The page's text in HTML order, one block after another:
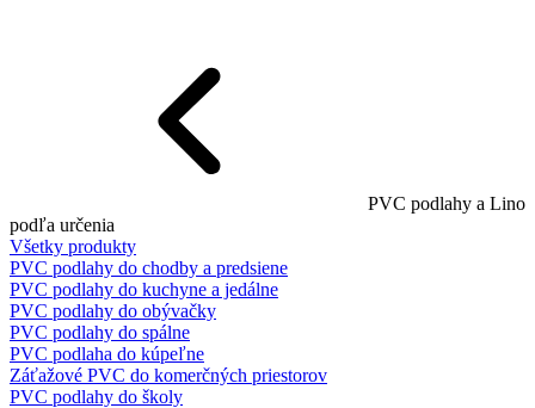
PVC podlahy a Lino
podľa určenia
Všetky produkty
PVC podlahy do chodby a predsiene
PVC podlahy do kuchyne a jedálne
PVC podlahy do obývačky
PVC podlahy do spálne
PVC podlaha do kúpeľne
Záťažové PVC do komerčných priestorov
PVC podlahy do školy